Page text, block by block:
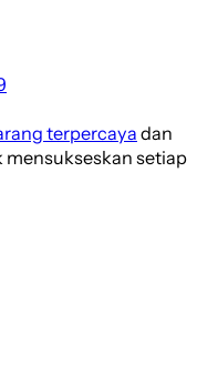
terpercayadan
setiap